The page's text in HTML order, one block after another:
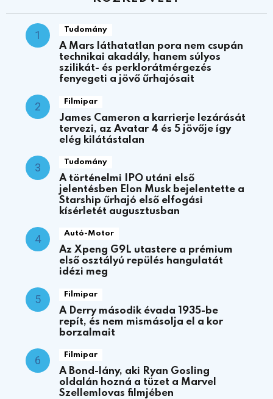
Tudomány
A Mars láthatatlan pora nem csupán
technikai akadály, hanem súlyos
szilikát- és perklorátmérgezés
fenyegeti a jövő űrhajósait
Filmipar
James Cameron a karrierje lezárását
tervezi, az Avatar 4 és 5 jövője így
elég kilátástalan
Tudomány
A történelmi IPO utáni első
jelentésben Elon Musk bejelentette a
Starship űrhajó első elfogási
kísérletét augusztusban
Autó-Motor
Az Xpeng G9L utastere a prémium
első osztályú repülés hangulatát
idézi meg
Filmipar
A Derry második évada 1935-be
repít, és nem mismásolja el a kor
borzalmait
Filmipar
A Bond-lány, aki Ryan Gosling
oldalán hozná a tüzet a Marvel
Szellemlovas filmjében